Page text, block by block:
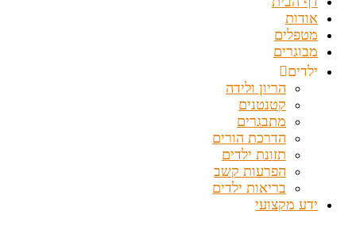
אודות
מטפלים
מבוגרים
ילדים
הריון ולידה
קטנטנים
מתבגרים
הדרכת הורים
תזונת ילדים
הפרעות קשב
בריאות ילדים
ידע מקצועי